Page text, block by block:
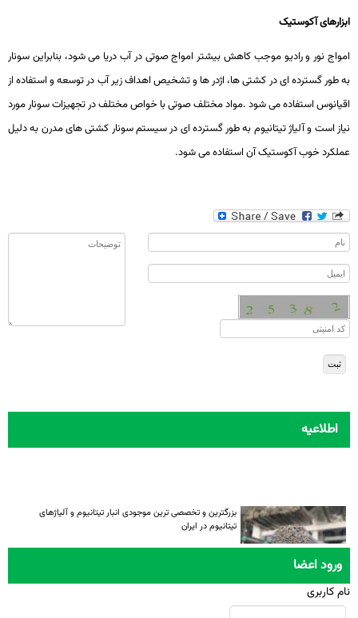
ابزارهای آکوستیک
امواج نور و رادیو موجب کاهش بیشتر امواج صوتی در آب دریا می شود، بنابراین سونار
به طور گسترده ای در کشتی ها، اژدر ها و تشخیص اهداف زیر آب در توسعه و استفاده از
اقیانوس استفاده می شود .مواد مختلف صوتی با خواص مختلف در تجهیزات سونار مورد
نیاز است و آلیاژ تیتانیوم به طور گسترده ای در سیستم سونار کشتی های مدرن به دلیل
عملکرد خوب آکوستیک آن استفاده می شود.
اطلاعیه
بزرگترین و تخصصی ترین موجودی انبار تیتانیوم و آلیاژهای
تیتانیوم در ایران
ورود اعضا
نام کاربری